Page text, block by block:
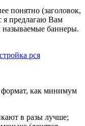
понятно (заголовок,
я предлагаю Вам
называемые баннеры.
как минимум
в разы лучше;